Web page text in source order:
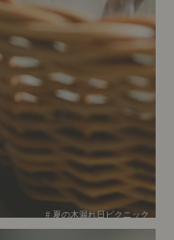
# 夏の木漏れ日ピクニック